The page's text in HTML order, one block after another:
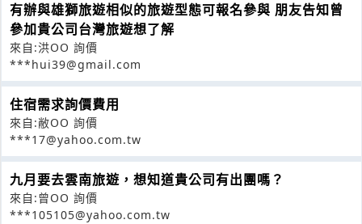
有辦與雄獅旅遊相似的旅遊型態可報名參與 朋友告知曾
參加貴公司台灣旅遊想了解
來自:洪OO 詢價
***hui39@gmail.com
住宿需求詢價費用
來自:敝OO 詢價
***17@yahoo.com.tw
九月要去雲南旅遊，想知道貴公司有出團嗎？
來自:曾OO 詢價
***105105@yahoo.com.tw